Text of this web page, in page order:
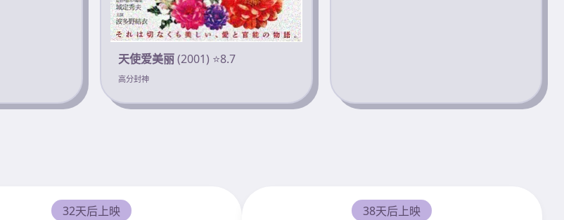
天使爱美丽(2001) ⭐8.7
高分封神
32天后上映
38天后上映